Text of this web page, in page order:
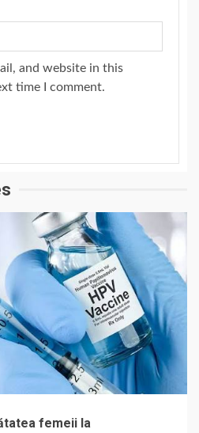
and website in this
time I comment.
femeii la